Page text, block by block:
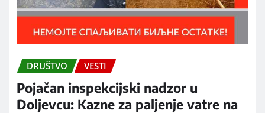
DRUŠTVO VESTI
Pojačan inspekcijski nadzor u
Doljevcu: Kazne za paljenje vatre na